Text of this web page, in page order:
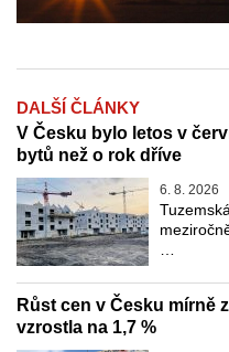
DALŠÍ ČLÁNKY
V Česku bylo letos v
bytů než o rok dříve
6. 8. 2026
Růst cen v Česku mírně
vzrostla na 1,7 %